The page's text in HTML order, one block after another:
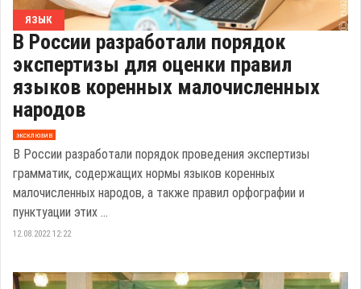
ЯЗЫК
В России разработали порядок
экспертизы для оценки правил
языков коренных малочисленных
народов
эксклюзив
В России разработали порядок проведения экспертизы
грамматик, содержащих нормы языков коренных
малочисленных народов, а также правил орфографии и
пунктуации этих ...
12.08.2022 12:22